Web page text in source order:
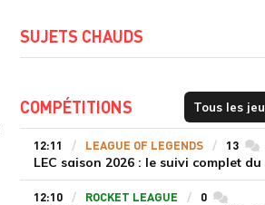
SUJETS CHAUDS
COMPÉTITIONS
12:11 LEAGUE OF LEGENDS 13
LEC saison 2026 : le suivi complet
12:10 ROCKET LEAGUE 0